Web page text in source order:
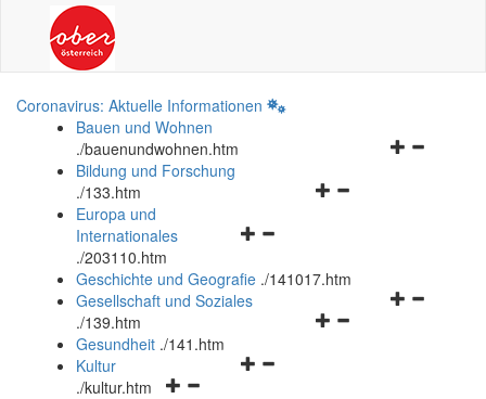
Coronavirus: Aktuelle Informationen
Bauen und Wohnen
./bauenundwohnen.htm
Navigationsmenü
Bildung und Forschung
./133.htm
Navigationsmenü
und
schließen
Europa und
Internationales
./203110.htm
Geschichte und Geografie ./141017.htm
Navigationsmenü
Gesellschaft und Soziales
./139.htm
Navigationsmenü
Gesundheit ./141.htm
Navigationsmenü
Kultur
./kultur.htm